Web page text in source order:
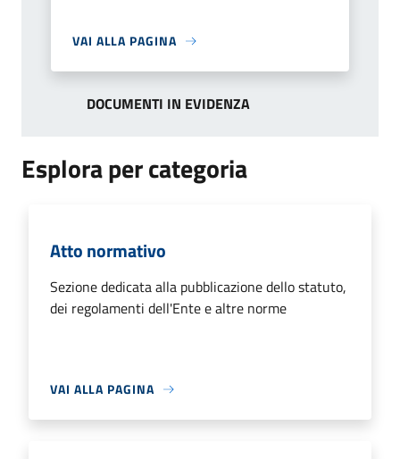
VAI ALLA PAGINA
DOCUMENTI IN EVIDENZA
Esplora per categoria
Atto normativo
Sezione dedicata alla pubblicazione dello statuto,
dei regolamenti dell'Ente e altre norme
VAI ALLA PAGINA